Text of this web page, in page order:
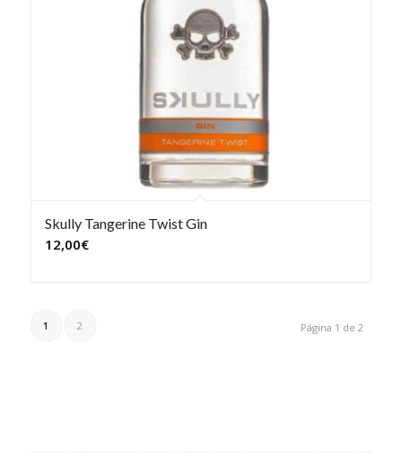
Skully Tangerine Twist Gin
12,00€
Página 1 de 2
1 2